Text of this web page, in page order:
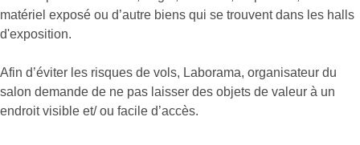
matériel exposé ou d’autre biens qui se trouvent dans les halls
d'exposition.
Afin d’éviter les risques de vols, Laborama, organisateur du
salon demande de ne pas laisser des objets de valeur à un
endroit visible et/ ou facile d’accès.